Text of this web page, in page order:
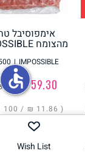
אימפוסיבל
מהצומח IMPOSSIBLE
| IMPOSSIBLE
‏68.00 ₪
( ‏11.86 ₪ / 100 גרם
הוסיפו
Wish List
accessible